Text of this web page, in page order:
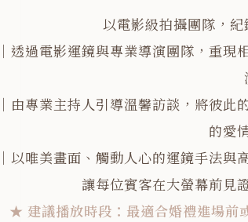
以電影級拍攝團隊，
｜透過電影運鏡與專業導演團隊，重
｜由專業主持人引導溫馨訪談，將彼
的愛
｜以唯美畫面、觸動人心的運鏡手法
讓每位賓客在大螢幕前見
★ 建議播放時段：最適合婚禮進場前